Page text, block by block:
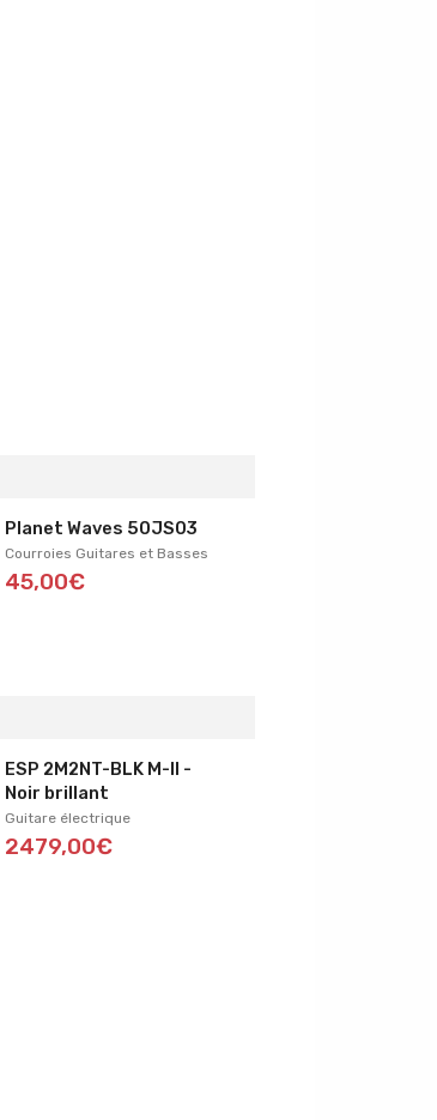
Planet Waves 50JS03
Courroies Guitares et Basses
45,00€
ESP 2M2NT-BLK M-II -
Noir brillant
Guitare électrique
2479,00€